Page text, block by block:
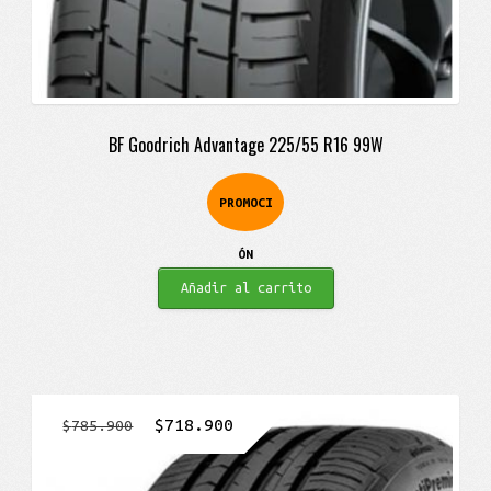
BF Goodrich Advantage 225/55 R16 99W
PROMOCI
ÓN
Añadir al carrito
$785.900
El
precio
original
$718.900
precio
actual